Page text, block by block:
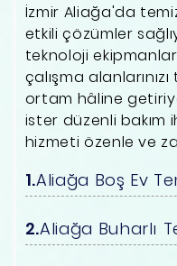
İzmir Aliağa'da
etkili çözümler
teknoloji
çalışma
ortam hâline
ister düzenli bakım
hizmeti özenle ve
Aliağa Boş Ev
Aliağa Buharlı